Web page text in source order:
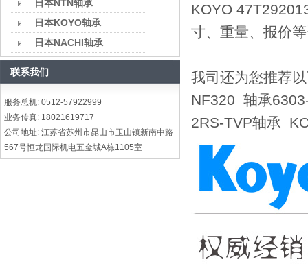
日本NTN轴承
日本KOYO轴承
日本NACHI轴承
联系我们
服务总机: 0512-57922999
业务传真: 18021619717
公司地址: 江苏省苏州市昆山市玉山镇新南中路
567号恒龙国际机电五金城A栋1105室
KOYO
寸、重量、报价
我司还为您推荐
NF320 轴承
2RS-TVP轴承